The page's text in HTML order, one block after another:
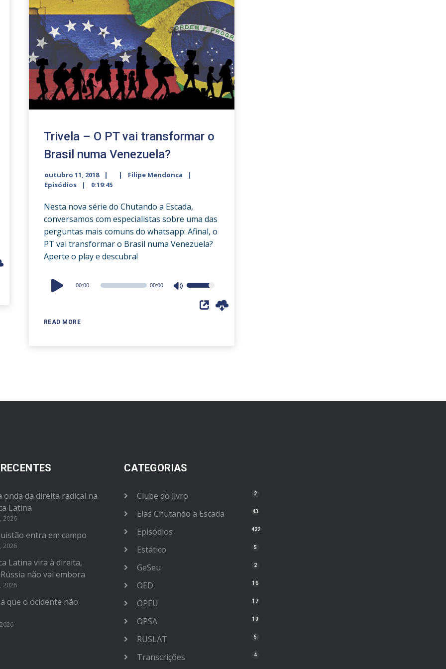
Trivela – O PT vai transformar o
Brasil numa Venezuela?
outubro 11, 2018
Filipe Mendonca
Episódios
0:19:45
Nesta nova série do Chutando a Escada,
conversamos com especialistas sobre uma das
perguntas mais comuns do whatsapp: Afinal, o
PT vai transformar o Brasil numa Venezuela?
Aperte o play e descubra!
READ MORE
Audio
Player
00:00 00:00
Use
Up/Down
onda da direita radical na
Latina
2026
entra em campo
2026
Latina vira à direita,
não vai embora
2026
que o ocidente não
CATEGORIAS
Clube do livro 2
Elas Chutando a Escada 43
Episódios 422
Estático 5
GeSeu 2
OED 16
OPEU 17
OPSA 10
RUSLAT 5
Transcrições 4